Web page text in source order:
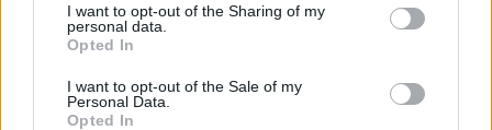
not limited to your visit or usage behaviour. You may click to
grant or deny consent to Google and its third-party tags to
use your data for below specified purposes in below Google
consent section.
I want to opt-out of the Sharing of my
personal data.
Opted In
I want to opt-out of the Sale of my
Personal Data.
Opted In
Motivation und disziplin Sicherheit
Verbesserung der ausdauer
Zunahme der muskelmasse